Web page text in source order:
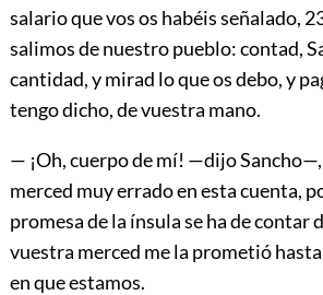
salario que vos os habéis señalado,
salimos de nuestro pueblo: contad,
cantidad, y mirad lo que os debo, y
tengo dicho, de vuestra mano.
— ¡Oh, cuerpo de mí! —dijo
merced muy errado en esta cuenta,
promesa de la ínsula se ha de contar
vuestra merced me la prometió
en que estamos.